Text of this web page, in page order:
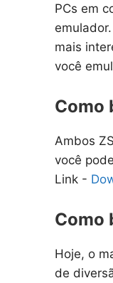
PCs em
mais
você
Como
Ambos
você
Link -
Como
Hoje, o
de